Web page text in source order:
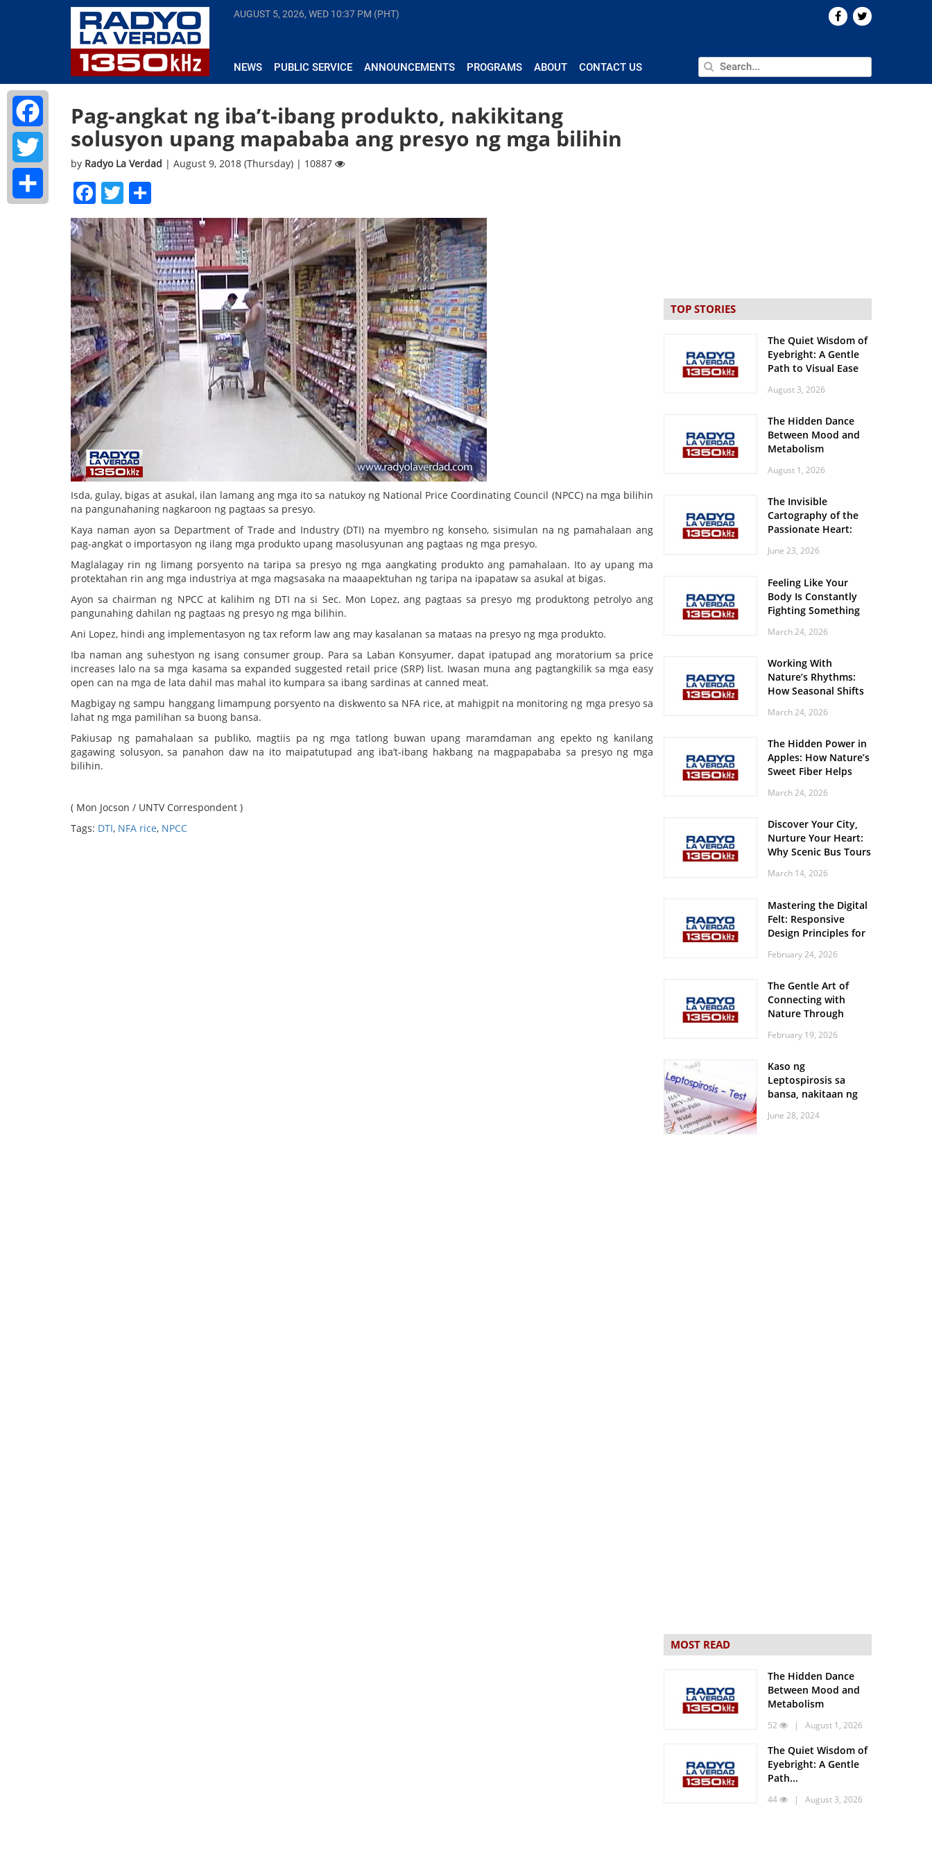
AUGUST 5, 2026, WED 10:37 PM (PHT)
NEWS PUBLIC SERVICE ANNOUNCEMENTS PROGRAMS ABOUT CONTACT US
Pag-angkat ng iba’t-ibang produkto, nakikitang
solusyon upang mapababa ang presyo ng mga bilihin
by Radyo La Verdad | August 9, 2018 (Thursday) | 10887
Facebook
Twitter
Isda, gulay, bigas at asukal, ilan lamang ang mga ito sa natukoy ng National Price Coordinating Council (NPCC) na mga bilihin
na pangunahaning nagkaroon ng pagtaas sa presyo.
Kaya naman ayon sa Department of Trade and Industry (DTI) na myembro ng konseho, sisimulan na ng pamahalaan ang
pag-angkat o importasyon ng ilang mga produkto upang masolusyunan ang pagtaas ng mga presyo.
Maglalagay rin ng limang porsyento na taripa sa presyo ng mga aangkating produkto ang pamahalaan. Ito ay upang ma
protektahan rin ang mga industriya at mga magsasaka na maaapektuhan ng taripa na ipapataw sa asukal at bigas.
Ayon sa chairman ng NPCC at kalihim ng DTI na si Sec. Mon Lopez, ang pagtaas sa presyo mg produktong petrolyo ang
pangunahing dahilan ng pagtaas ng presyo ng mga bilihin.
Ani Lopez, hindi ang implementasyon ng tax reform law ang may kasalanan sa mataas na presyo ng mga produkto.
Iba naman ang suhestyon ng isang consumer group. Para sa Laban Konsyumer, dapat ipatupad ang moratorium sa price
increases lalo na sa mga kasama sa expanded suggested retail price (SRP) list. Iwasan muna ang pagtangkilik sa mga easy
open can na mga de lata dahil mas mahal ito kumpara sa ibang sardinas at canned meat.
Magbigay ng sampu hanggang limampung porsyento na diskwento sa NFA rice, at mahigpit na monitoring ng mga presyo sa
lahat ng mga pamilihan sa buong bansa.
Pakiusap ng pamahalaan sa publiko, magtiis pa ng mga tatlong buwan upang maramdaman ang epekto ng kanilang
gagawing solusyon, sa panahon daw na ito maipatutupad ang iba’t-ibang hakbang na magpapababa sa presyo ng mga
bilihin.
( Mon Jocson / UNTV Correspondent )
Tags: DTI, NFA rice, NPCC
TOP STORIES
The Quiet Wisdom of
Eyebright: A Gentle
Path to Visual Ease
August 3, 2026
The Hidden Dance
Between Mood and
Metabolism
August 1, 2026
The Invisible
Cartography of the
Passionate Heart:
Spatial Solitude in
Roaring Stadiums
June 23, 2026
Feeling Like Your
Body Is Constantly
Fighting Something
Body Might Be
March 24, 2026
Working With
Nature’s Rhythms:
How Seasonal Shifts
and Vitality
March 24, 2026
The Hidden Power in
Apples: How Nature’s
Sweet Fiber Helps
Steady and Smooth
March 24, 2026
Discover Your City,
Nurture Your Heart:
Why Scenic Bus Tours
Practice
March 14, 2026
Mastering the Digital
Felt: Responsive
Design Principles for
February 24, 2026
The Gentle Art of
Connecting with
Nature Through
Walks
February 19, 2026
Kaso ng
Leptospirosis sa
bansa, nakitaan ng
June 28, 2024
MOST READ
The Hidden Dance
Between Mood and
Metabolism
52 | August 1, 2026
The Quiet Wisdom of
Eyebright: A Gentle
Path...
44 | August 3, 2026
Facebook
Twitter